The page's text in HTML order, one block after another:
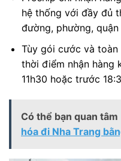
hệ thống với đầy đủ
đường, phường, quận
Tùy gói cước và
thời điểm nhận hàng
11h30 hoặc trước
Có thể bạn quan tâm
hóa đi Nha Trang